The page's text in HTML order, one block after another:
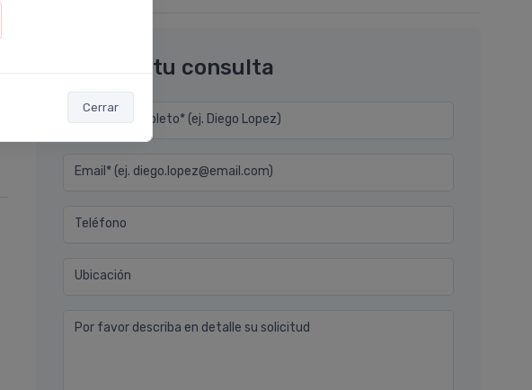
Cerrar
Déjanos tu consulta
Nombre completo* (ej. Diego Lopez)
Email* (ej. diego.lopez@email.com)
Teléfono
Ubicación
Por favor describa en detalle su solicitud